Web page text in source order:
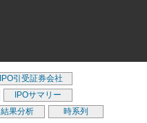
IPO引受証券会社
IPOサマリー
結果分析
時系列